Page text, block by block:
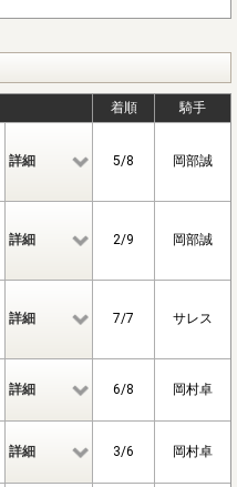
着順 騎手
詳細 5/8 岡部誠
詳細 2/9 岡部誠
詳細 7/7 サレス
詳細 6/8 岡村卓
詳細 3/6 岡村卓